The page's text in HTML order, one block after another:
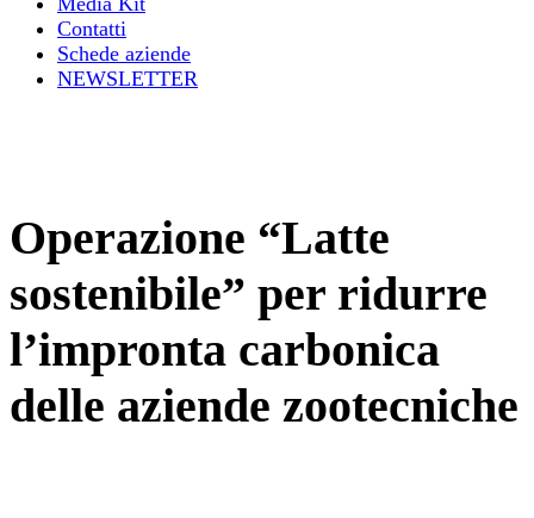
Contatti
Schede aziende
NEWSLETTER
Operazione “Latte
sostenibile” per ridurre
l’impronta carbonica
delle aziende zootecniche